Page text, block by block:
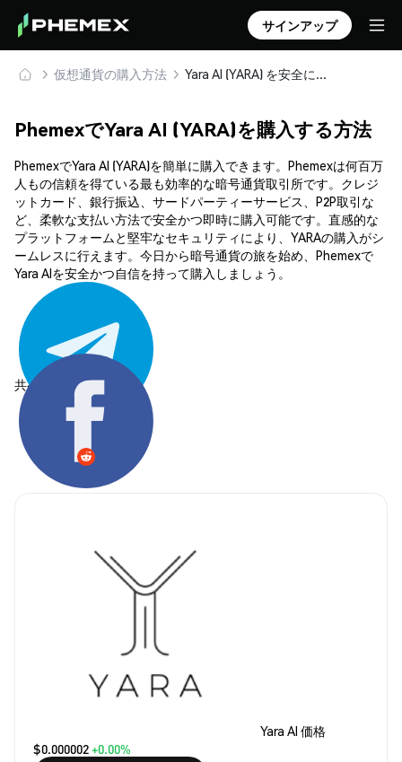
サインアップ
仮想通貨の購入方法 Yara AI (YARA) を安全に購入・保管
PhemexでYara AI (YARA)を購入する方法
PhemexでYara AI (YARA)を簡単に購入できます。Phemexは何百万
人もの信頼を得ている最も効率的な暗号通貨取引所です。クレジ
ットカード、銀行振込、サードパーティーサービス、P2P取引な
ど、柔軟な支払い方法で安全かつ即時に購入可能です。直感的な
プラットフォームと堅牢なセキュリティにより、YARAの購入がシ
ームレスに行えます。今日から暗号通貨の旅を始め、Phemexで
Yara AIを安全かつ自信を持って購入しましょう。
共有する:
Yara AI 価格
$0.000002+0.00%